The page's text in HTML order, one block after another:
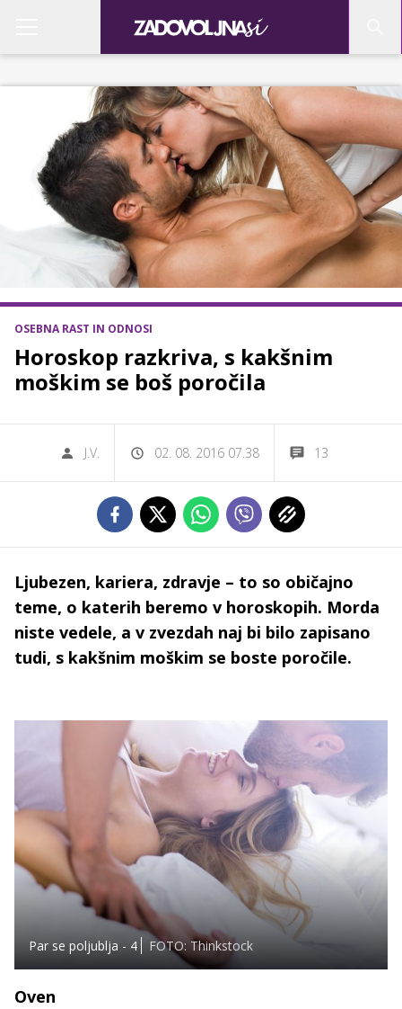
OSEBNA RAST IN ODNOSI
Horoskop razkriva, s kakšnim
moškim se boš poročila
J.V. 02. 08. 2016 07.38 13
Ljubezen, kariera, zdravje – to so običajno
teme, o katerih beremo v horoskopih. Morda
niste vedele, a v zvezdah naj bi bilo zapisano
tudi, s kakšnim moškim se boste poročile.
Par se poljublja - 4 FOTO: Thinkstock
Oven